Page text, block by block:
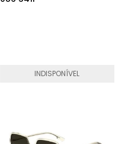
INDISPONÍVEL